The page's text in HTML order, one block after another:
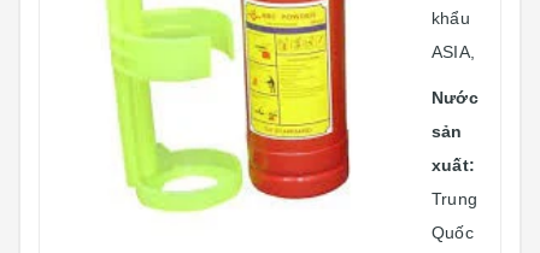
khẩu
ASIA,
Nước
sản
xuất:
Trung
Quốc